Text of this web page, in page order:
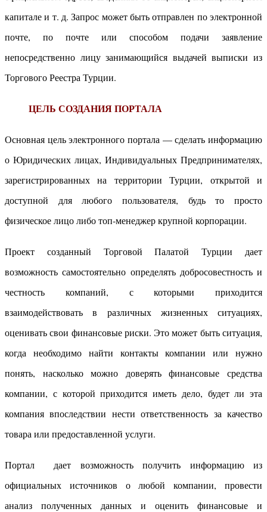
капитале и т. д. Запрос может быть отправлен по электронной
почте, по почте или способом подачи заявление
непосредственно лицу занимающийся выдачей выписки из
Торгового Реестра Турции.
ЦЕЛЬ СОЗДАНИЯ ПОРТАЛА
Основная цель электронного портала — сделать информацию
о Юридических лицах, Индивидуальных Предпринимателях,
зарегистрированных на территории Турции, открытой и
доступной для любого пользователя, будь то просто
физическое лицо либо топ-менеджер крупной корпорации.
Проект созданный Торговой Палатой Турции дает
возможность самостоятельно определять добросовестность и
честность компаний, с которыми приходится
взаимодействовать в различных жизненных ситуациях,
оценивать свои финансовые риски. Это может быть ситуация,
когда необходимо найти контакты компании или нужно
понять, насколько можно доверять финансовые средства
компании, с которой приходится иметь дело, будет ли эта
компания впоследствии нести ответственность за качество
товара или предоставленной услуги.
Портал дает возможность получить информацию из
официальных источников о любой компании, провести
анализ полученных данных и оценить финансовые и